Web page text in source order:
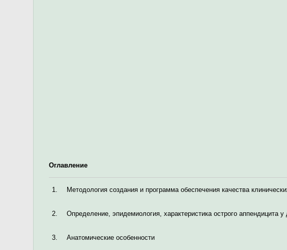
Оглавление
1. Методология создания и программа обеспечения качества
2. Определение, эпидемиология, характеристика острого аппендицита у
3. Анатомические особенности